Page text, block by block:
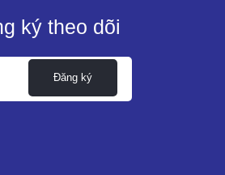
ký theo dõi
Đăng ký